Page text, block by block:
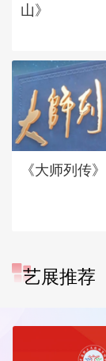
山》
《大师列传
艺展推荐